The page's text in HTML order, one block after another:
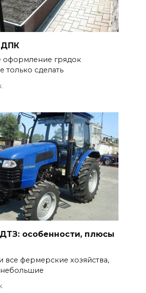
ДПК
оформление грядок
только сделать
особенности, плюсы
все фермерские хозяйства,